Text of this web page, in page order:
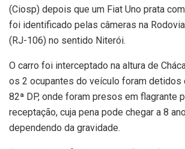
(Ciosp) depois que um Fiat Uno prata
foi identificado pelas câmeras na
(RJ-106) no sentido Niterói.
O carro foi interceptado na altura de
os 2 ocupantes do veículo foram detidos
82ª DP, onde foram presos em flagrante
receptação, cuja pena pode chegar a 8
dependendo da gravidade.